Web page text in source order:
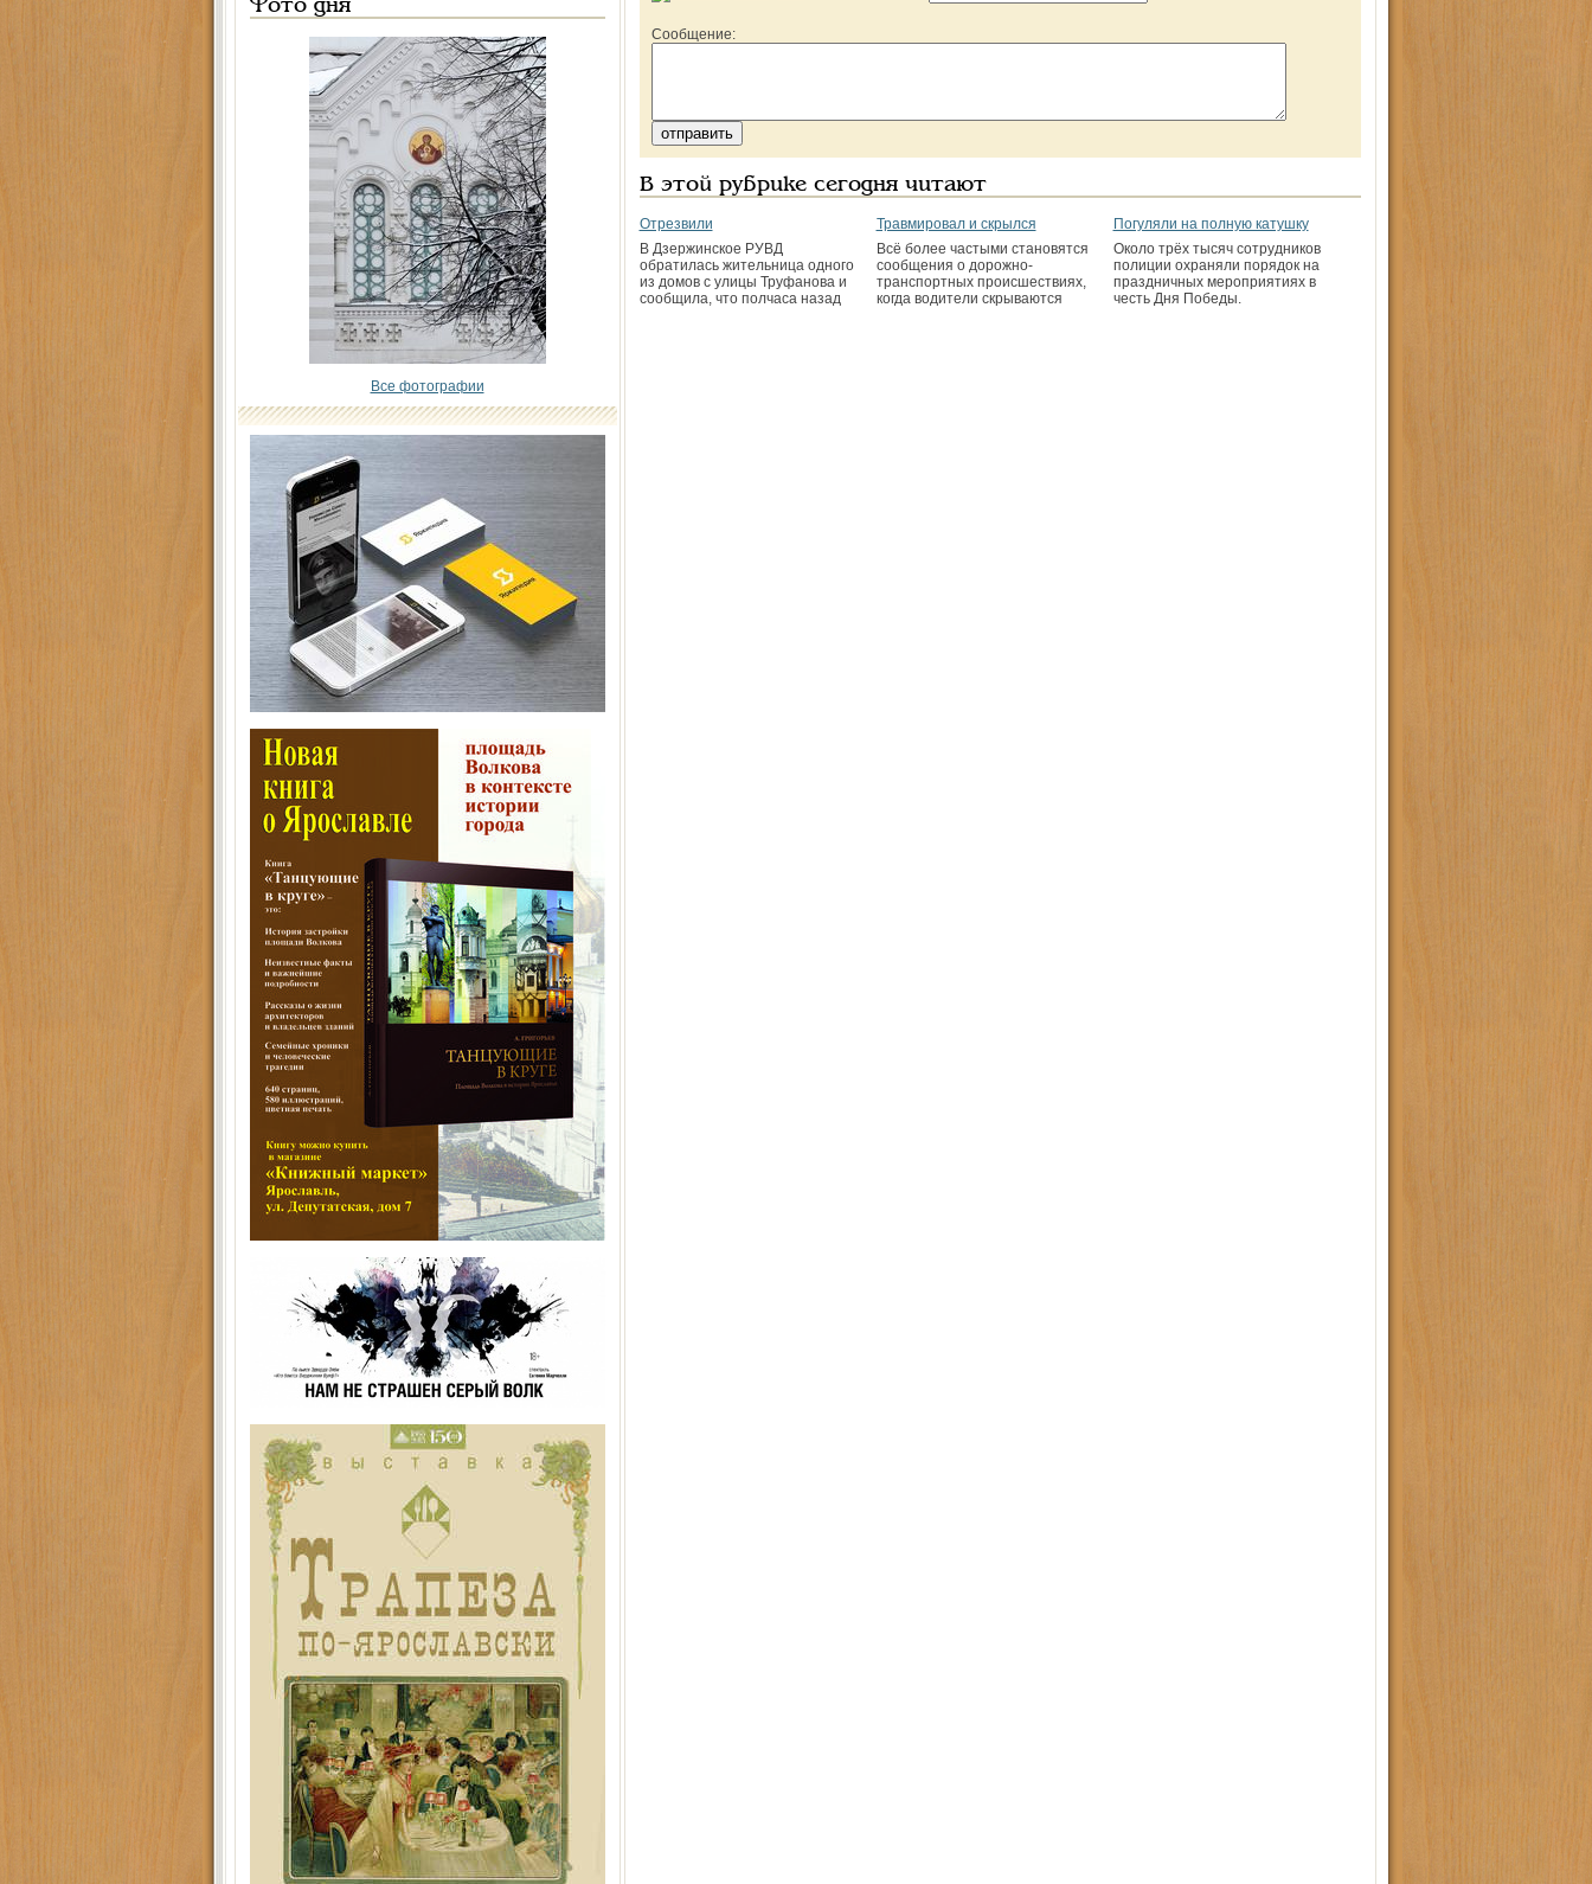
Фото дня
Все фотографии
Сообщение:
В этой рубрике сегодня читают
Отрезвили
В Дзержинское РУВД
обратилась жительница одного
из домов с улицы Труфанова и
сообщила, что полчаса назад
Травмировал и скрылся
Всё более частыми становятся
сообщения о дорожно-
транспортных происшествиях,
когда водители скрываются
Погуляли на полную катушку
Около трёх тысяч сотрудников
полиции охраняли порядок на
праздничных мероприятиях в
честь Дня Победы.